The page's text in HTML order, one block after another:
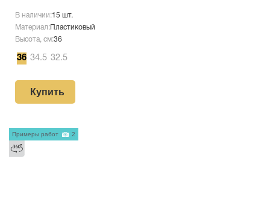
В наличии:15 шт.
Материал: Пластиковый
Высота, см:36
36 34.5 32.5
Купить
Примеры работ 2